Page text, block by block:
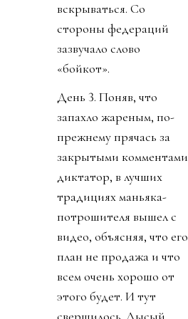
вскрываться. Со
стороны федераций
зазвучало слово
«бойкот».
День 3. Поняв, что
запахло жареным, по-
прежнему прячась за
закрытыми комментами
диктатор, в лучших
традициях маньяка-
потрошителя вышел с
видео, объясняя, что его
план не продажа и что
всем очень хорошо от
этого будет. И тут